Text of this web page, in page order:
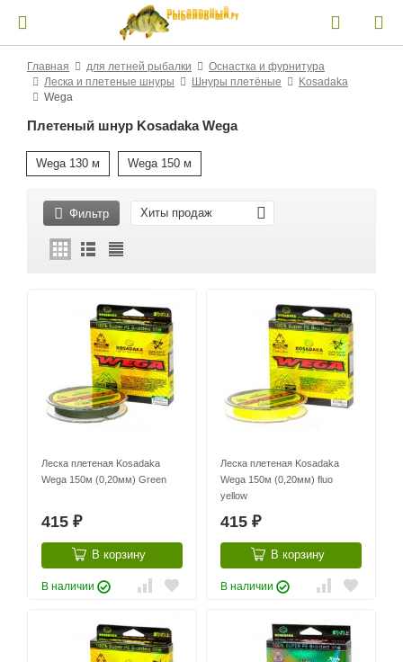
Главная для летней рыбалки
Оснастка и фурнитура
Леска и плетеные шнуры
Шнуры плетёные
Kosadaka
Wega
Плетеный шнур Kosadaka Wega
Wega 130 м Wega 150 м
Фильтр Хиты продаж
Леска плетеная Kosadaka
Wega 150м (0,20мм) Green
415 ₽
В корзину
В наличии
Леска плетеная Kosadaka
Wega 150м (0,20мм) fluo
yellow
415 ₽
В корзину
В наличии